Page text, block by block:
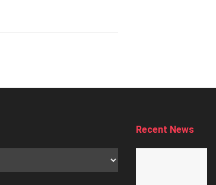
Recent News